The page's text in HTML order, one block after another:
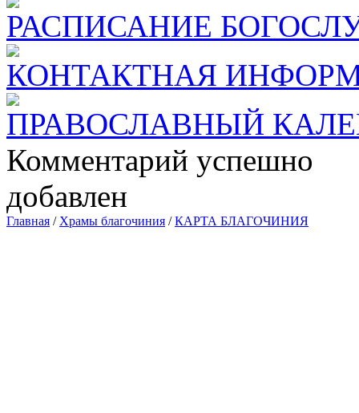
РАСПИСАНИЕ
КОНТАКТНАЯ
ПРАВОСЛАВНЫЙ
Комментарий успешно
добавлен
Главная / Храмы благочиния /КАРТА БЛАГОЧИНИЯ